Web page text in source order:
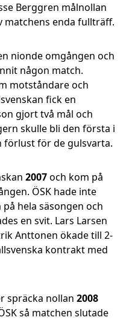
Berggren målnollan
matchens enda fullträff.
nionde omgången och
någon match.
motståndare och
fick en
gjort två mål och
skulle bli den första i
förlust för de gulsvarta.
2007och kom på
ÖSK hade inte
hela säsongen och
en svit. Lars Larsen
Anttonen ökade till 2-
kontrakt med
spräcka nollan 2008
så matchen slutade